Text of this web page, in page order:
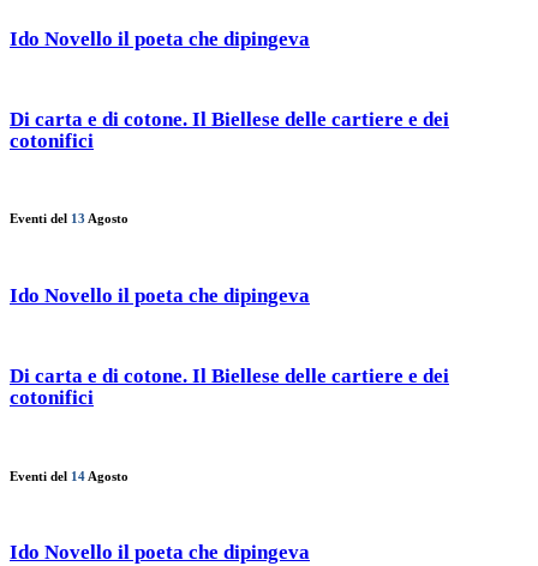
Ido Novello il poeta che dipingeva
Di carta e di cotone. Il Biellese delle cartiere e dei
cotonifici
Eventi del 13 Agosto
Ido Novello il poeta che dipingeva
Di carta e di cotone. Il Biellese delle cartiere e dei
cotonifici
Eventi del 14 Agosto
Ido Novello il poeta che dipingeva